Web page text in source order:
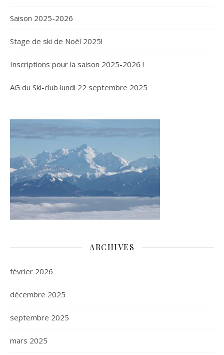
Saison 2025-2026
Stage de ski de Noël 2025!
Inscriptions pour la saison 2025-2026 !
AG du Ski-club lundi 22 septembre 2025
ARCHIVES
février 2026
décembre 2025
septembre 2025
mars 2025